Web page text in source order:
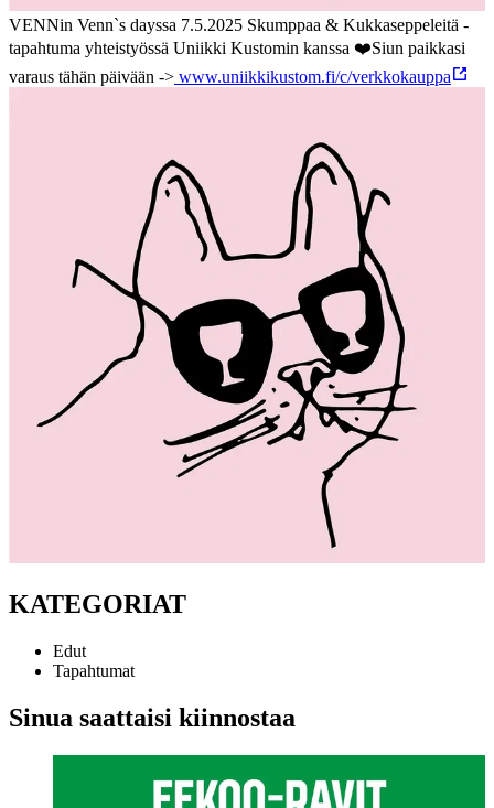
VENNin Venn`s dayssa 7.5.2025 Skumppaa & Kukkaseppeleitä -
tapahtuma yhteistyössä Uniikki Kustomin kanssa ❤️Siun paikkasi
varaus tähän päivään -> www.uniikkikustom.fi/c/verkkokauppa
KATEGORIAT
Edut
Tapahtumat
Sinua saattaisi kiinnostaa